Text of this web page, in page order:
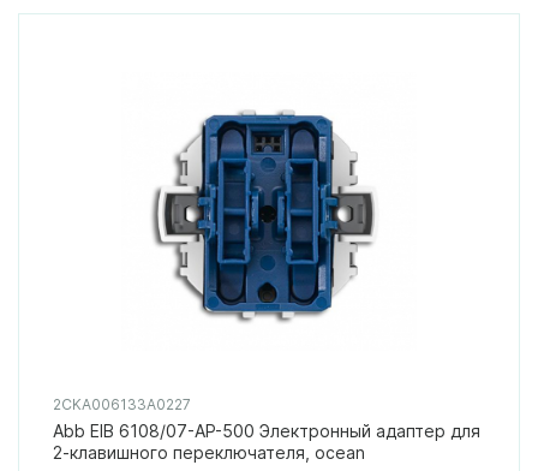
2CKA006133A0227
Abb EIB 6108/07-AP-500 Электронный адаптер для
2-клавишного переключателя, ocean